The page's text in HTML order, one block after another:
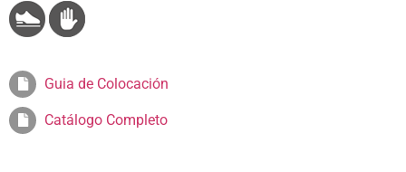
Guia de Colocación
Catálogo Completo